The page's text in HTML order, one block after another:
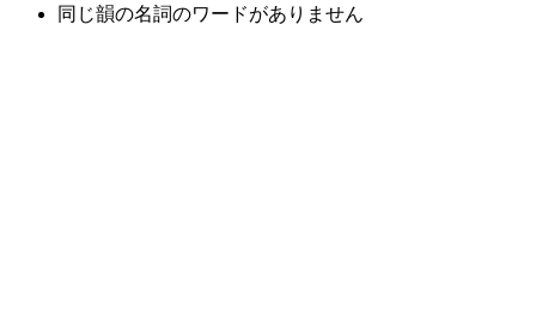
同じ韻の名詞のワードがありません